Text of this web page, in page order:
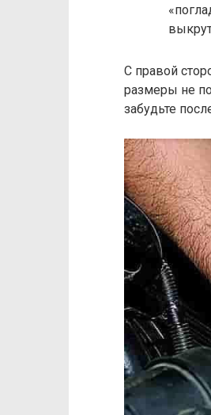
С правой
размеры не
забудьте